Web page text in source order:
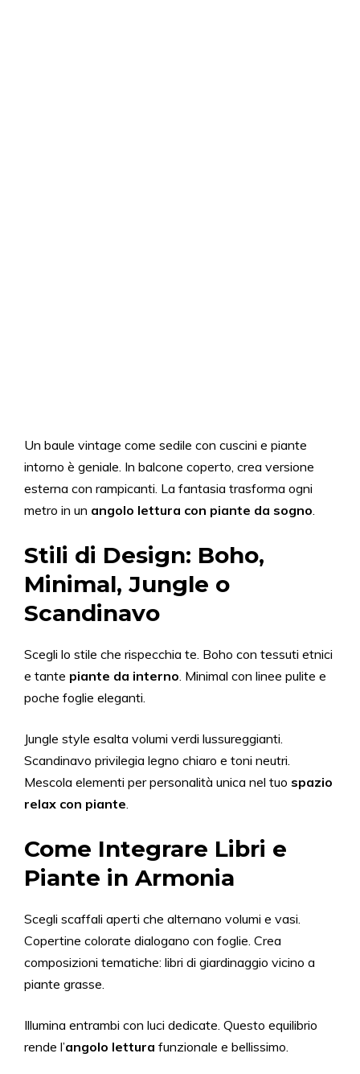
Un baule vintage come sedile con cuscini e piante
intorno è geniale. In balcone coperto, crea versione
esterna con rampicanti. La fantasia trasforma ogni
metro in un angolo lettura con piante da sogno.
Stili di Design: Boho,
Minimal, Jungle o
Scandinavo
Scegli lo stile che rispecchia te. Boho con tessuti etnici
e tante piante da interno. Minimal con linee pulite e
poche foglie eleganti.
Jungle style esalta volumi verdi lussureggianti.
Scandinavo privilegia legno chiaro e toni neutri.
Mescola elementi per personalità unica nel tuo spazio
relax con piante.
Come Integrare Libri e
Piante in Armonia
Scegli scaffali aperti che alternano volumi e vasi.
Copertine colorate dialogano con foglie. Crea
composizioni tematiche: libri di giardinaggio vicino a
piante grasse.
Illumina entrambi con luci dedicate. Questo equilibrio
rende l’angolo lettura funzionale e bellissimo.